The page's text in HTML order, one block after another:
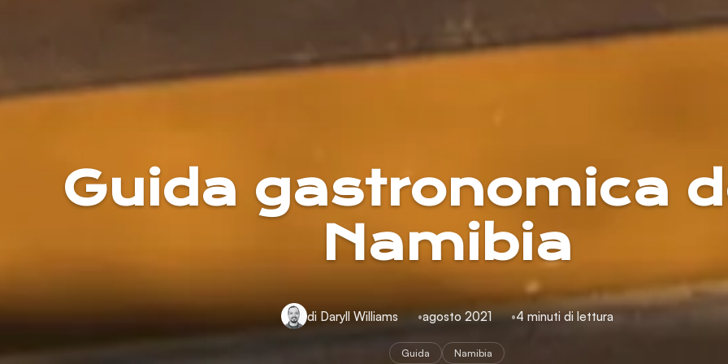
Guida gastronomica
Namibia
di Daryll Williams agosto 2021 4 minuti di lettura
Guida Namibia